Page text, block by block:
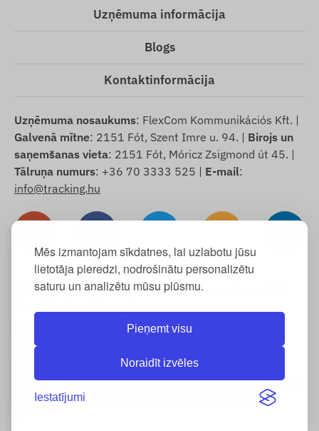
Mēs izmantojam sīkdatnes, lai uzlabotu jūsu
lietotāja pieredzi, nodrošinātu personalizētu
saturu un analizētu mūsu plūsmu.
Pieņemt visu
Noraidīt izvēles
Iestatījumi
Uzņēmuma informācija
Blogs
Kontaktinformācija
Uzņēmuma nosaukums: FlexCom Kommunikációs Kft. |
Galvenā mītne: 2151 Fót, Szent Imre u. 94. | Birojs un
saņemšanas vieta: 2151 Fót, Móricz Zsigmond út 45. |
Tālruņa numurs: +36 70 3333 525 | E-mail:
info@tracking.hu
Autortiesības © 2025 FlexCom Communications Ltd.,
Sīkdatņu informācija
Garantija un atbildība par defektiem-Atsaukuma veidlapas
paraugs-Atteikuma tiesības-Piegādes informācija-Vispārējie
noteikumi un nosacījumi
Informācija par personas datu